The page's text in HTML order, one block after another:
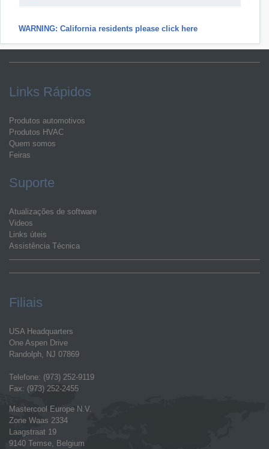
WARNING: California residents please click here
Links Rápidos
Produtos automotivos
Produtos HVAC
Quem somos
Feiras
Suporte
Atualizações de software
Videos
Links úteis
Assistência Técnica
Filiais
USA Headquarters
One Aspen Drive
Randolph, NJ 07869
Telefone: (973) 252-9119
Fax: (973) 252-2455
Mastercool Europe N.V.
Zone Waas 2334
Laagstraat 19
9140 Temse, Belgium